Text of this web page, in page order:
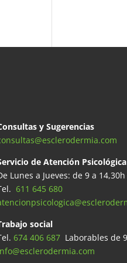
y Sugerencias
de Atención Psicológica
Lunes a Jueves: de 9 a
611 645 680
social
674 406 687 Laborables de